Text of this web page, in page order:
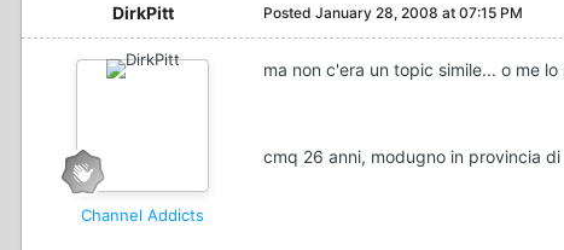
DirkPitt
Channel Addicts
Posted January 28, 2008 at 07:15 PM
ma non c'era un topic simile... o me
cmq 26 anni, modugno in provincia di